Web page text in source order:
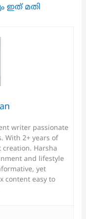
ഇത് മതി
writer passionate
With 2+ years of
Harsha
and lifestyle
yet
content easy to